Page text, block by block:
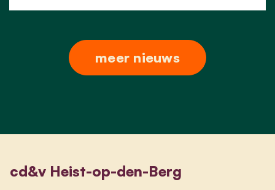
meer nieuws
cd&v Heist-op-den-Berg